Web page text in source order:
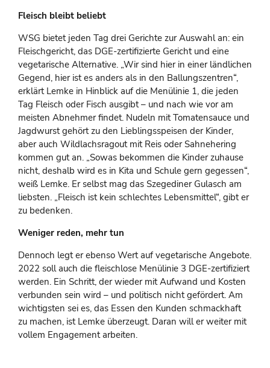
Fleisch bleibt beliebt
WSG bietet jeden Tag drei Gerichte zur Auswahl an: ein
Fleischgericht, das DGE-zertifizierte Gericht und eine
vegetarische Alternative. „Wir sind hier in einer ländlichen
Gegend, hier ist es anders als in den Ballungszentren“,
erklärt Lemke in Hinblick auf die Menülinie 1, die jeden
Tag Fleisch oder Fisch ausgibt – und nach wie vor am
meisten Abnehmer findet. Nudeln mit Tomatensauce und
Jagdwurst gehört zu den Lieblingsspeisen der Kinder,
aber auch Wildlachsragout mit Reis oder Sahnehering
kommen gut an. „Sowas bekommen die Kinder zuhause
nicht, deshalb wird es in Kita und Schule gern gegessen“,
weiß Lemke. Er selbst mag das Szegediner Gulasch am
liebsten. „Fleisch ist kein schlechtes Lebensmittel“, gibt er
zu bedenken.
Weniger reden, mehr tun
Dennoch legt er ebenso Wert auf vegetarische Angebote.
2022 soll auch die fleischlose Menülinie 3 DGE-zertifiziert
werden. Ein Schritt, der wieder mit Aufwand und Kosten
verbunden sein wird – und politisch nicht gefördert. Am
wichtigsten sei es, das Essen den Kunden schmackhaft
zu machen, ist Lemke überzeugt. Daran will er weiter mit
vollem Engagement arbeiten.